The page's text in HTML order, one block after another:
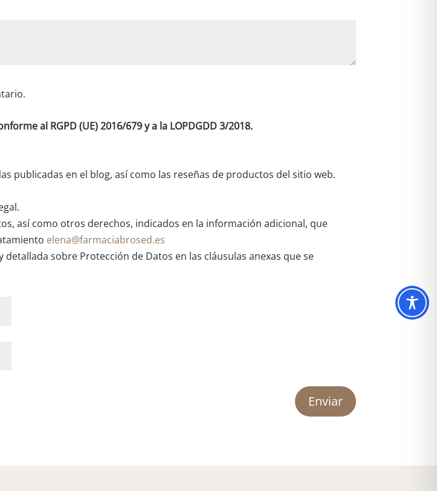
al RGPD (UE) 2016/679 y a la LOPDGDD 3/2018.
publicadas en el blog, así como las reseñas de productos del sitio web.
así como otros derechos, indicados en la información adicional, que
elena@farmaciabrosed.es
sobre Protección de Datos en las cláusulas anexas que se
Enviar